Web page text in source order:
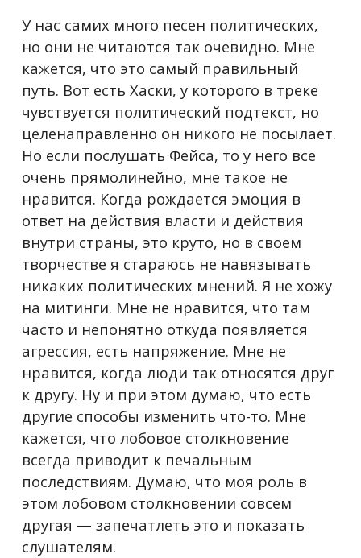
У нас самих много песен политических,
но они не читаются так очевидно. Мне
кажется, что это самый правильный
путь. Вот есть Хаски, у которого в треке
чувствуется политический подтекст, но
целенаправленно он никого не посылает.
Но если послушать Фейса, то у него все
очень прямолинейно, мне такое не
нравится. Когда рождается эмоция в
ответ на действия власти и действия
внутри страны, это круто, но в своем
творчестве я стараюсь не навязывать
никаких политических мнений. Я не хожу
на митинги. Мне не нравится, что там
часто и непонятно откуда появляется
агрессия, есть напряжение. Мне не
нравится, когда люди так относятся друг
к другу. Ну и при этом думаю, что есть
другие способы изменить что-то. Мне
кажется, что лобовое столкновение
всегда приводит к печальным
последствиям. Думаю, что моя роль в
этом лобовом столкновении совсем
другая — запечатлеть это и показать
слушателям.